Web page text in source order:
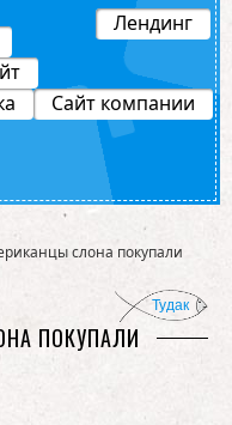
Лендинг
Сайт компании
слона покупали
Тудак
ПОКУПАЛИ